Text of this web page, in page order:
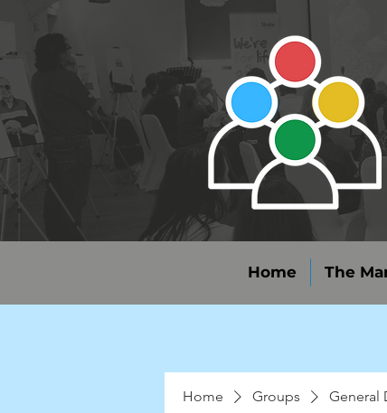
Home The
Home Groups General